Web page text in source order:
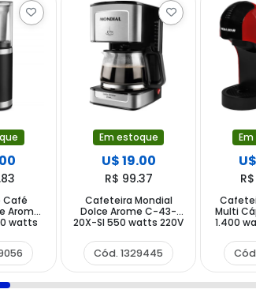
Café
Arome
watts
Em estoque
U$ 19.00
R$ 99.37
Cafeteira Mondial
Dolce Arome C-43-
20X-SI 550 watts 220V
Prata
Cód. 1329445
Multi
1.400